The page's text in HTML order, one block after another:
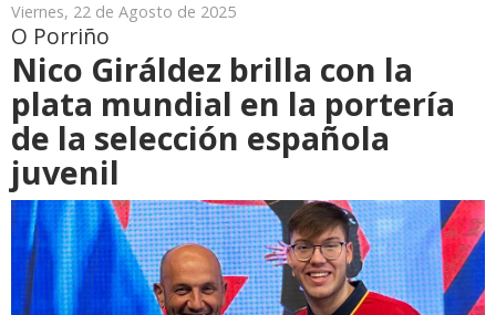
Viernes, 22 de Agosto de 2025
O Porriño
Nico Giráldez brilla con la
plata mundial en la portería
de la selección española
juvenil